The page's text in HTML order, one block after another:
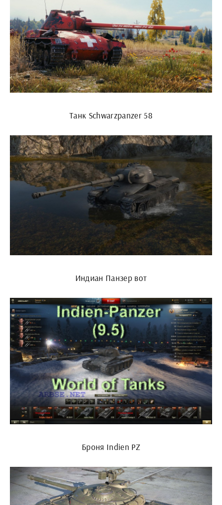
Танк Schwarzpanzer 58
Индиан Панзер вот
Броня Indien PZ